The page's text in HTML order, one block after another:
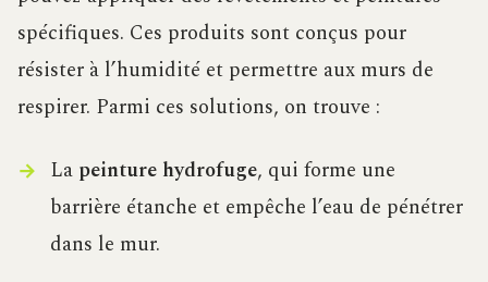
spécifiques. Ces produits sont conçus pour
résister à l’humidité et permettre aux murs de
respirer. Parmi ces solutions, on trouve :
La peinture hydrofuge, qui forme une
barrière étanche et empêche l’eau de pénétrer
dans le mur.